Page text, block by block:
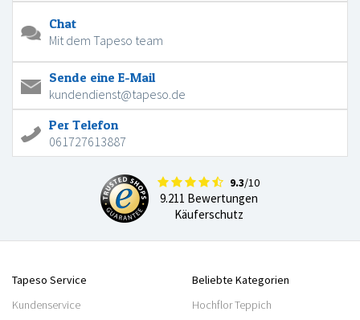
Chat
Mit dem Tapeso team
Sende eine E-Mail
kundendienst@tapeso.de
Per Telefon
061727613887
9.3/10
9.211 Bewertungen
Käuferschutz
Tapeso Service
Kundenservice
Beliebte Kategorien
Hochflor Teppich